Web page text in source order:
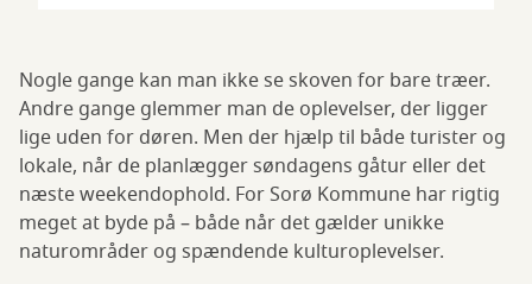
Nogle gange kan man ikke se skoven for bare træer.
Andre gange glemmer man de oplevelser, der ligger
lige uden for døren. Men der hjælp til både turister og
lokale, når de planlægger søndagens gåtur eller det
næste weekendophold. For Sorø Kommune har rigtig
meget at byde på – både når det gælder unikke
naturområder og spændende kulturoplevelser.